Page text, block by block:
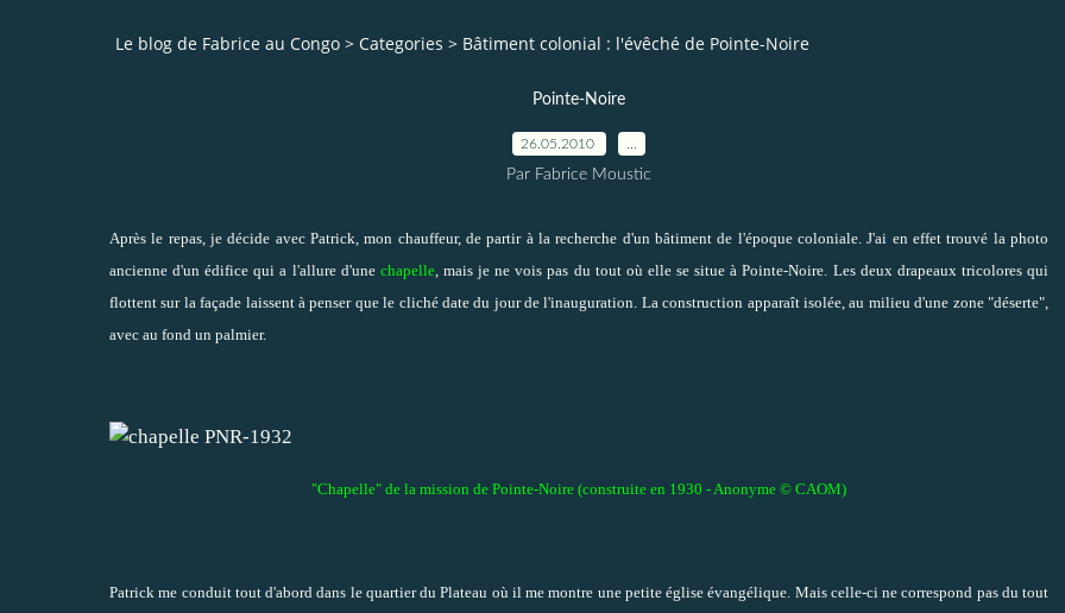
Le blog de Fabrice au Congo > Categories > Bâtiment colonial : l'évêché de Pointe-Noire
Pointe-Noire
26.05.2010
Par Fabrice Moustic
Après le repas, je décide avec Patrick, mon chauffeur, de partir à la recherche d'un bâtiment de l'époque coloniale. J'ai en effet trouvé la photo
ancienne d'un édifice qui a l'allure d'une chapelle, mais je ne vois pas du tout où elle se situe à Pointe-Noire. Les deux drapeaux tricolores qui
flottent sur la façade laissent à penser que le cliché date du jour de l'inauguration. La construction apparaît isolée, au milieu d'une zone "déserte",
avec au fond un palmier.
"Chapelle" de la mission de Pointe-Noire (construite en 1930 - Anonyme © CAOM)
Patrick me conduit tout d'abord dans le quartier du Plateau où il me montre une petite église évangélique. Mais celle-ci ne correspond pas du tout